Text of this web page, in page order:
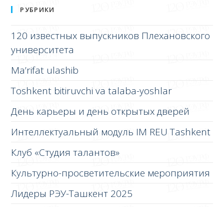
РУБРИКИ
120 известных выпускников Плехановского
университета
Ma’rifat ulashib
Toshkent bitiruvchi va talaba-yoshlar
День карьеры и день открытых дверей
Интеллектуальный модуль IM REU Tashkent
Клуб «Студия талантов»
Культурно-просветительские мероприятия
Лидеры РЭУ-Ташкент 2025